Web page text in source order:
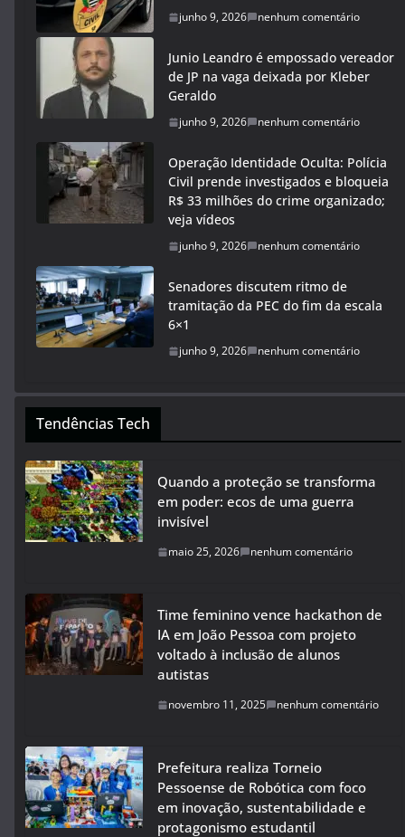
junho 9, 2026 nenhum comentário
Junio Leandro é empossado vereador
de JP na vaga deixada por Kleber
Geraldo
junho 9, 2026 nenhum comentário
Operação Identidade Oculta: Polícia
Civil prende investigados e bloqueia
R$ 33 milhões do crime organizado;
veja vídeos
junho 9, 2026 nenhum comentário
Senadores discutem ritmo de
tramitação da PEC do fim da escala
6×1
junho 9, 2026 nenhum comentário
Tendências Tech
Quando a proteção se transforma
em poder: ecos de uma guerra
invisível
maio 25, 2026 nenhum comentário
Time feminino vence hackathon de
IA em João Pessoa com projeto
voltado à inclusão de alunos
autistas
novembro 11, 2025 nenhum comentário
Prefeitura realiza Torneio
Pessoense de Robótica com foco
em inovação, sustentabilidade e
protagonismo estudantil